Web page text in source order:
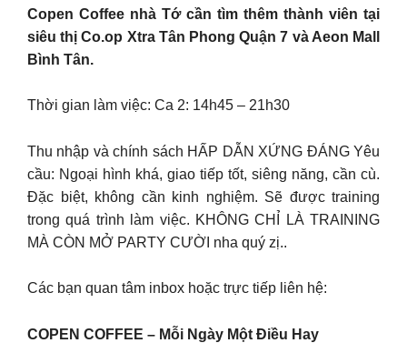
Copen Coffee nhà Tớ cần tìm thêm thành viên tại
siêu thị Co.op Xtra Tân Phong Quận 7 và Aeon Mall
Bình Tân.
Thời gian làm việc: Ca 2: 14h45 – 21h30
Thu nhập và chính sách HẤP DẪN XỨNG ĐÁNG Yêu
cầu: Ngoại hình khá, giao tiếp tốt, siêng năng, cần cù.
Đặc biệt, không cần kinh nghiệm. Sẽ được training
trong quá trình làm việc. KHÔNG CHỈ LÀ TRAINING
MÀ CÒN MỞ PARTY CƯỜI nha quý zị..
Các bạn quan tâm inbox hoặc trực tiếp liên hệ:
COPEN COFFEE – Mỗi Ngày Một Điều Hay